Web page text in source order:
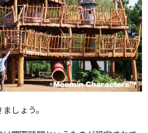
しょう。